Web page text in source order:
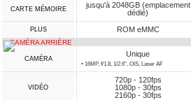
CARTE MÉMOIRE
jusqu'à 2048GB (emplacement
dédié)
PLUS ROM eMMC
CAMÉRA ARRIÈRE
CAMÉRA
Unique
• 16MP, f/1.8, 1/2.6", OIS, Laser AF
VIDÉO
720p - 120fps
1080p - 30fps
2160p - 30fps